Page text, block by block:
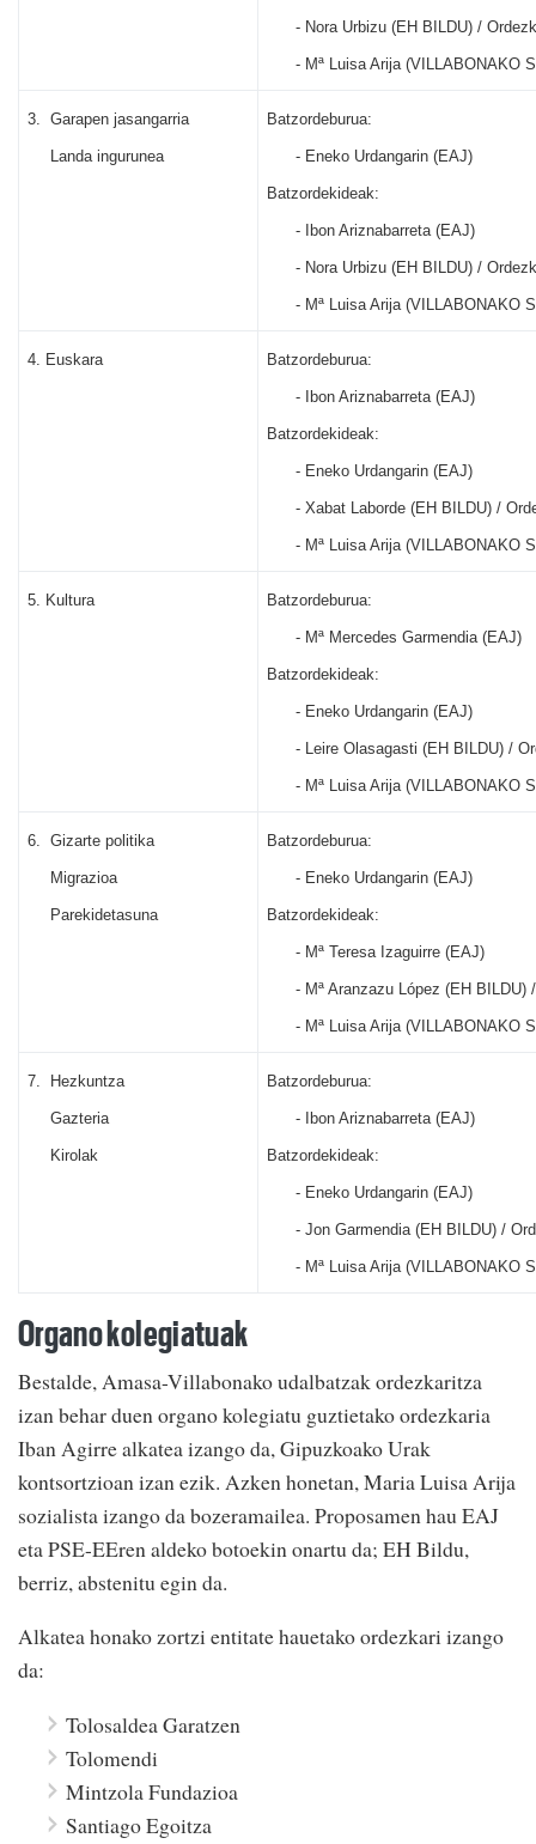
- Nora Urbizu (EH BILDU) /
- Mª Luisa Arija (VILLABONAKO
3. Garapen jasangarria
Landa ingurunea
Batzordeburua:
- Eneko Urdangarin (EAJ)
Batzordekideak:
- Ibon Ariznabarreta (EAJ)
- Nora Urbizu (EH BILDU) /
- Mª Luisa Arija (VILLABONAKO
4. Euskara Batzordeburua:
- Ibon Ariznabarreta (EAJ)
Batzordekideak:
- Eneko Urdangarin (EAJ)
-Xabat Laborde (EH BILDU) /
- Mª Luisa Arija (VILLABONAKO
5. Kultura Batzordeburua:
- Mª Mercedes Garmendia (EAJ)
Batzordekideak:
- Eneko Urdangarin (EAJ)
- Leire Olasagasti (EH BILDU) /
- Mª Luisa Arija (VILLABONAKO
6. Gizarte politika
Migrazioa
Parekidetasuna
Batzordeburua:
- Eneko Urdangarin (EAJ)
Batzordekideak:
- Mª Teresa Izaguirre (EAJ)
- Mª Aranzazu López (EH
- Mª Luisa Arija (VILLABONAKO
7. Hezkuntza
Gazteria
Kirolak
Batzordeburua:
- Ibon Ariznabarreta (EAJ)
Batzordekideak:
- Eneko Urdangarin (EAJ)
-Jon Garmendia (EH BILDU) /
- Mª Luisa Arija (VILLABONAKO
Organo kolegiatuak
Bestalde, Amasa-Villabonako udalbatzak ordezkaritza
izan behar duen organo kolegiatu guztietako ordezkaria
Iban Agirre alkatea izango da, Gipuzkoako Urak
kontsortzioan izan ezik. Azken honetan, Maria Luisa Arija
sozialista izango da bozeramailea. Proposamen hau EAJ
eta PSE-EEren aldeko botoekin onartu da; EH Bildu,
berriz, abstenitu egin da.
Alkatea honako zortzi entitate hauetako ordezkari izango
da:
Tolosaldea Garatzen
Tolomendi
Mintzola Fundazioa
Santiago Egoitza